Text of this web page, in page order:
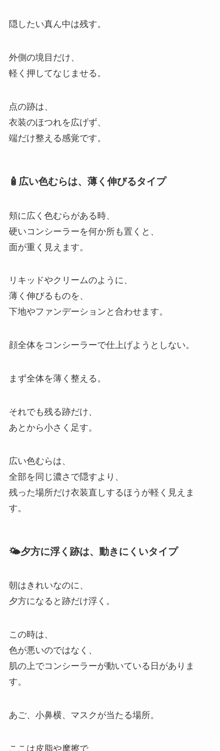
隠したい真ん中は残す。
外側の境目だけ、
軽く押してなじませる。
点の跡は、
衣装のほつれを広げず、
端だけ整える感覚です。
🧴広い色むらは、薄く伸びるタイプ
頬に広く色むらがある時、
硬いコンシーラーを何か所も置くと、
面が重く見えます。
リキッドやクリームのように、
薄く伸びるものを、
下地やファンデーションと合わせます。
顔全体をコンシーラーで仕上げようとしない。
まず全体を薄く整える。
それでも残る跡だけ、
あとから小さく足す。
広い色むらは、
全部を同じ濃さで隠すより、
残った場所だけ衣装直しするほうが軽く見えま
す。
🌤️夕方に浮く跡は、動きにくいタイプ
朝はきれいなのに、
夕方になると跡だけ浮く。
この時は、
色が悪いのではなく、
肌の上でコンシーラーが動いている日がありま
す。
あご、小鼻横、マスクが当たる場所。
ここは皮脂や摩擦で、